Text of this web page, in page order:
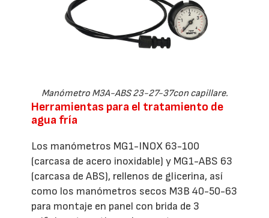
Manómetro M3A-ABS 23-27-37con capillare.
Herramientas para el tratamiento de
agua fría
Los manómetros MG1-INOX 63-100
(carcasa de acero inoxidable) y MG1-ABS 63
(carcasa de ABS), rellenos de glicerina, así
como los manómetros secos M3B 40-50-63
para montaje en panel con brida de 3